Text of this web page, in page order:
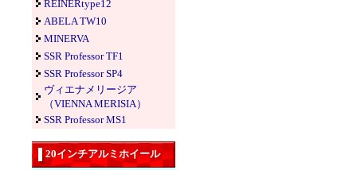
REINERtype12
ABELA TW10
MINERVA
SSR Professor TF1
SSR Professor SP4
ヴィエナメリージア
（VIENNA MERISIA）
SSR Professor MS1
20インチアルミホイール